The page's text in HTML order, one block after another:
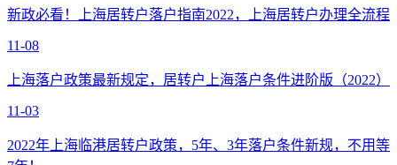
新政必看！上海居转户落户指南2022，上海居转户办理全流程
11-08
上海落户政策最新规定，居转户上海落户条件进阶版（2022）
11-03
2022年上海临港居转户政策，5年、3年落户条件新规，不用等